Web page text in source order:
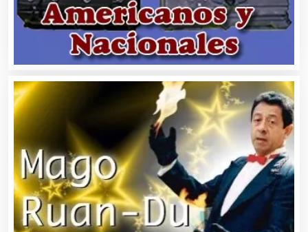
Aluminio
Análisis Clínicos
Análisis de Aguas
Animadores de Eventos